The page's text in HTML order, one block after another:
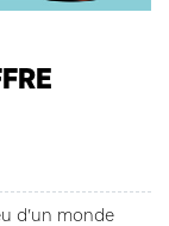
d'un monde